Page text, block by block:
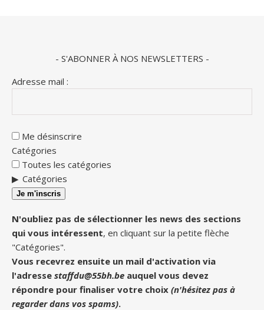
- S'ABONNER À NOS NEWSLETTERS -
Adresse mail :
Me désinscrire
Catégories
Toutes les catégories
Catégories
Je m'inscris
N'oubliez pas de sélectionner les news des sections
qui vous intéressent, en cliquant sur la petite flèche
"Catégories".
Vous recevrez ensuite un mail d'activation via
l'adresse staffdu@55bh.be auquel vous devez
répondre pour finaliser votre choix (n'hésitez pas à
regarder dans vos spams).